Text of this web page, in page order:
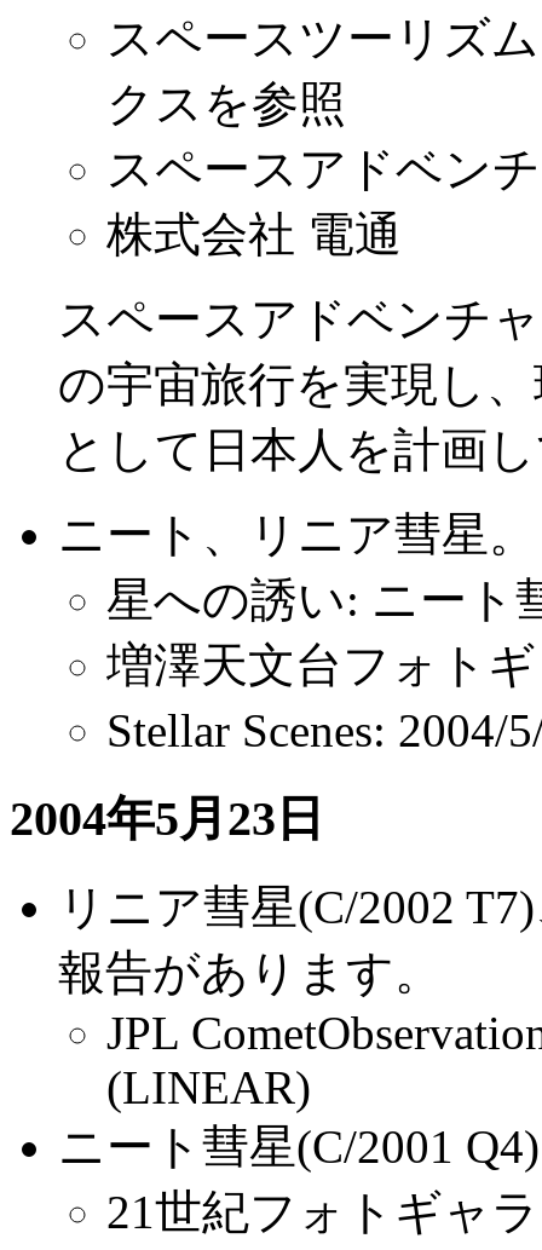
スペースツーリズ
クスを参照
スペースアドベン
株式会社 電通
スペースアドベンチ
の宇宙旅行を実現し
として日本人を計画
ニート、リニア彗星。
星への誘い: ニート
増澤天文台フォト
Stellar Scenes:
2004年5月23日
リニア彗星(C/2002
報告があります。
JPL
(LINEAR)
ニート彗星(C/2001
21世紀フォトギャ